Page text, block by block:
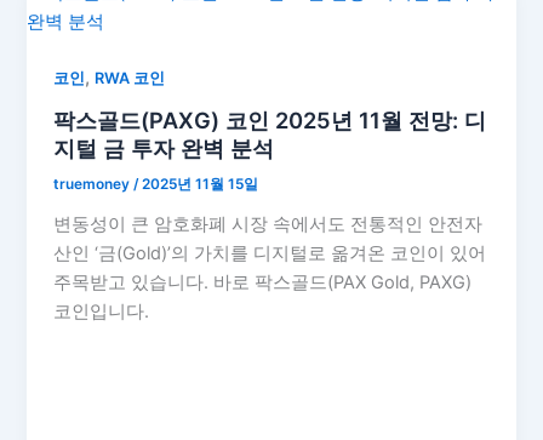
코인 , RWA 코인
팍스골드(PAXG) 코인 2025년 11월 전망: 디
지털 금 투자 완벽 분석
truemoney/2025년 11월 15일
변동성이 큰 암호화폐 시장 속에서도 전통적인 안전자
산인 ‘금(Gold)’의 가치를 디지털로 옮겨온 코인이 있어
주목받고 있습니다. 바로 팍스골드(PAX Gold, PAXG)
코인입니다.